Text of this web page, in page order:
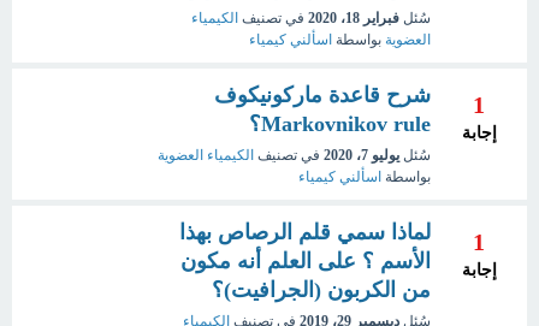
سُئل فبراير 18، 2020 في تصنيف الكيمياء
العضوية بواسطة اسألني كيمياء
1
إجابة
شرح قاعدة ماركونيكوف
Markovnikov rule؟
سُئل يوليو 7، 2020 في تصنيف الكيمياء العضوية
بواسطة اسألني كيمياء
1
إجابة
لماذا سمي قلم الرصاص بهذا
الأسم ؟ على العلم أنه مكون
من الكربون (الجرافيت)؟
سُئل ديسمبر 29، 2019 في تصنيف الكيمياء